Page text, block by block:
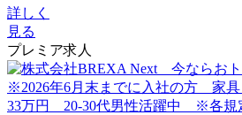
詳しく
見る
プレミア求人